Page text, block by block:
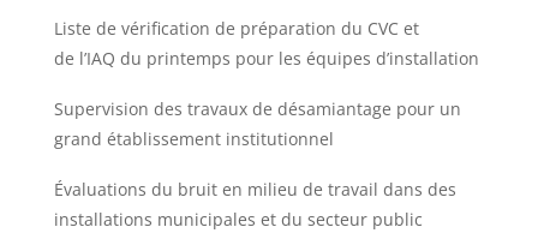
Liste de vérification de préparation du CVC et
de l’IAQ du printemps pour les équipes d’installation
Supervision des travaux de désamiantage pour un
grand établissement institutionnel
Évaluations du bruit en milieu de travail dans des
installations municipales et du secteur public